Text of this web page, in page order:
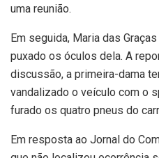
uma reunião.
Em seguida, Maria das
puxado os óculos dela. A
discussão, a primeira-dama
vandalizado o veículo com o
furado os quatro pneus do
Em resposta ao Jornal do